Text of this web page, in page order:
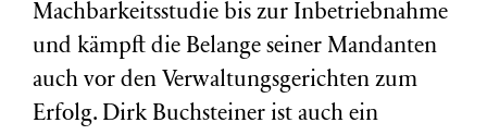
Machbarkeitsstudie bis zur Inbetriebnahme
und kämpft die Belange seiner Mandanten
auch vor den Verwaltungsgerichten zum
Erfolg. Dirk Buchsteiner ist auch ein